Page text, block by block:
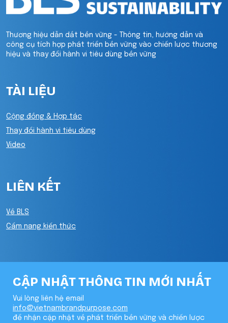
Thương hiệu dẫn dắt bền vững - Thông tin, hướng dẫn và
công cụ tích hợp phát triển bền vững vào chiến lược thương
hiệu và thay đổi hành vi tiêu dùng bền vững
TÀI LIỆU
Cộng đồng & Hợp tác
Thay đổi hành vi tiêu dùng
Video
LIÊN KẾT
Về BLS
Cẩm nang kiến thức
CẬP NHẬT THÔNG TIN MỚI NHẤT
Vui lòng liên hệ email
info@vietnambrandpurpose.com
để nhận cập nhật về phát triển bền vững và chiến lược